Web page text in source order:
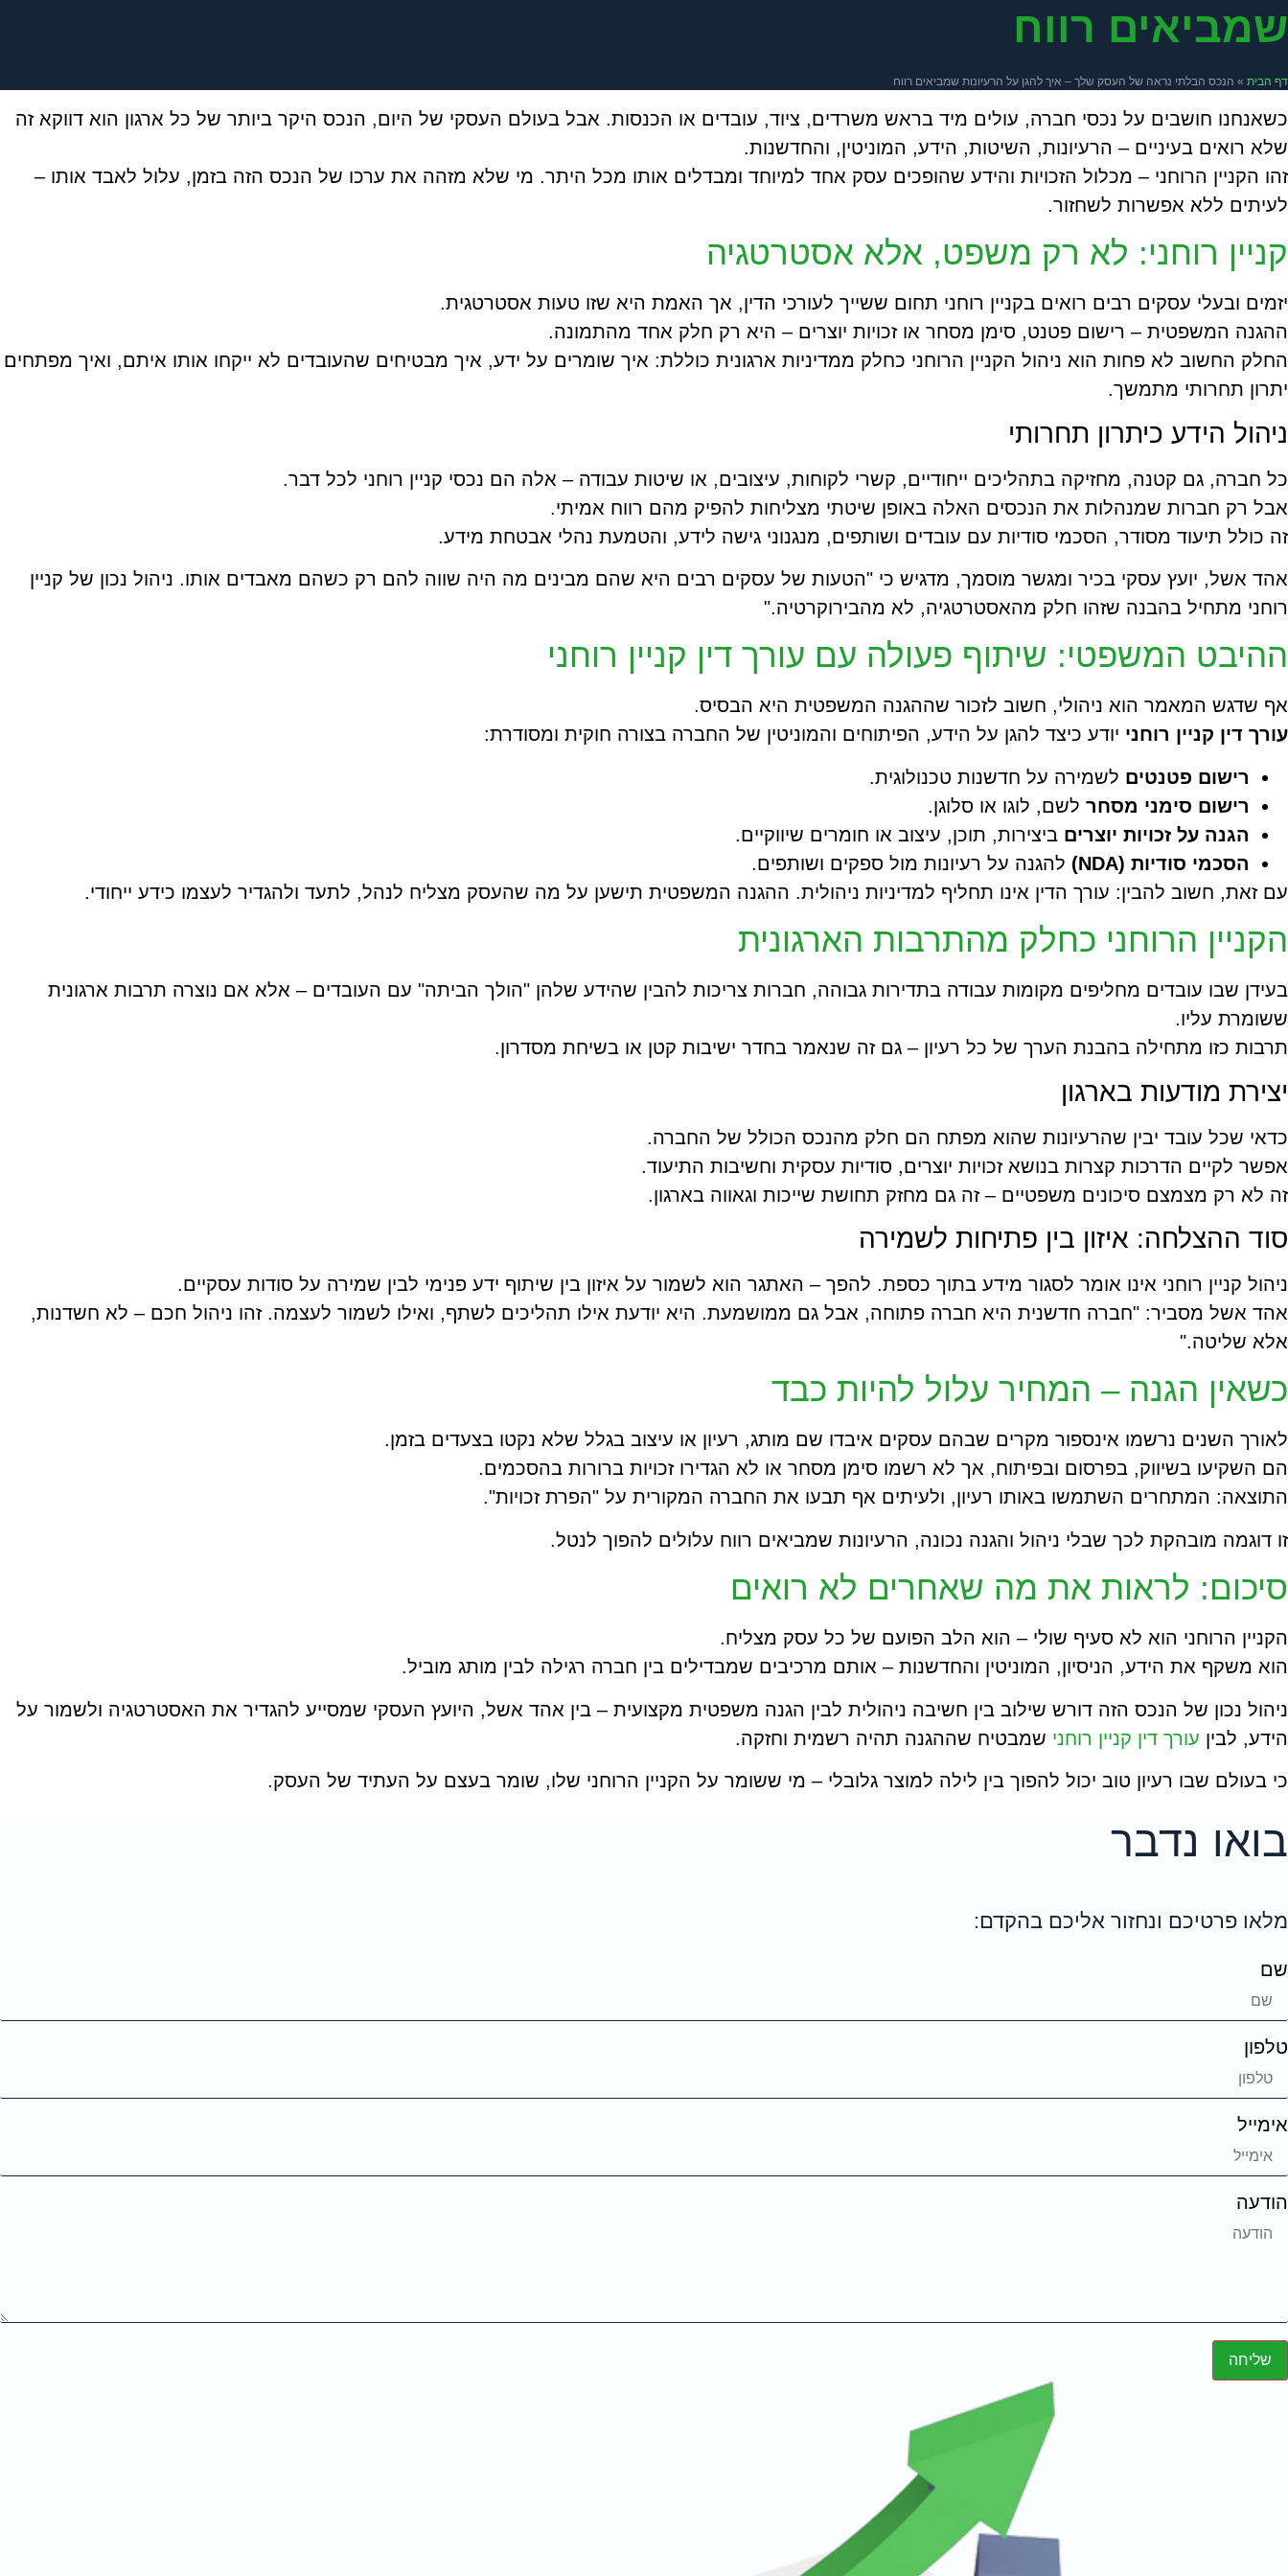
שמביאים רווח
דף הבית » הנכס הבלתי נראה של העסק שלך – איך להגן על הרעיונות שמביאים רווח
כשאנחנו חושבים על נכסי חברה, עולים מיד בראש משרדים, ציוד, עובדים או הכנסות. אבל בעולם העסקי של היום, הנכס היקר ביותר של כל ארגון הוא דווקא זה
שלא רואים בעיניים – הרעיונות, השיטות, הידע, המוניטין, והחדשנות.
זהו הקניין הרוחני – מכלול הזכויות והידע שהופכים עסק אחד למיוחד ומבדלים אותו מכל היתר. מי שלא מזהה את ערכו של הנכס הזה בזמן, עלול לאבד אותו –
לעיתים ללא אפשרות לשחזור.
קניין רוחני: לא רק משפט, אלא אסטרטגיה
יזמים ובעלי עסקים רבים רואים בקניין רוחני תחום ששייך לעורכי הדין, אך האמת היא שזו טעות אסטרטגית.
ההגנה המשפטית – רישום פטנט, סימן מסחר או זכויות יוצרים – היא רק חלק אחד מהתמונה.
החלק החשוב לא פחות הוא ניהול הקניין הרוחני כחלק ממדיניות ארגונית כוללת: איך שומרים על ידע, איך מבטיחים שהעובדים לא ייקחו אותו איתם, ואיך מפתחים
יתרון תחרותי מתמשך.
ניהול הידע כיתרון תחרותי
כל חברה, גם קטנה, מחזיקה בתהליכים ייחודיים, קשרי לקוחות, עיצובים, או שיטות עבודה – אלה הם נכסי קניין רוחני לכל דבר.
אבל רק חברות שמנהלות את הנכסים האלה באופן שיטתי מצליחות להפיק מהם רווח אמיתי.
זה כולל תיעוד מסודר, הסכמי סודיות עם עובדים ושותפים, מנגנוני גישה לידע, והטמעת נהלי אבטחת מידע.
אהד אשל, יועץ עסקי בכיר ומגשר מוסמך, מדגיש כי "הטעות של עסקים רבים היא שהם מבינים מה היה שווה להם רק כשהם מאבדים אותו. ניהול נכון של קניין
רוחני מתחיל בהבנה שזהו חלק מהאסטרטגיה, לא מהבירוקרטיה."
ההיבט המשפטי: שיתוף פעולה עם עורך דין קניין רוחני
אף שדגש המאמר הוא ניהולי, חשוב לזכור שההגנה המשפטית היא הבסיס.
עורך דין קניין רוחני יודע כיצד להגן על הידע, הפיתוחים והמוניטין של החברה בצורה חוקית ומסודרת:
רישום פטנטים לשמירה על חדשנות טכנולוגית.
רישום סימני מסחר לשם, לוגו או סלוגן.
הגנה על זכויות יוצרים ביצירות, תוכן, עיצוב או חומרים שיווקיים.
הסכמי סודיות (NDA)
להגנה על רעיונות מול ספקים ושותפים.
עם זאת, חשוב להבין: עורך הדין אינו תחליף למדיניות ניהולית. ההגנה המשפטית תישען על מה שהעסק מצליח לנהל, לתעד ולהגדיר לעצמו כידע ייחודי.
הקניין הרוחני כחלק מהתרבות הארגונית
בעידן שבו עובדים מחליפים מקומות עבודה בתדירות גבוהה, חברות צריכות להבין שהידע שלהן "הולך הביתה" עם העובדים – אלא אם נוצרה תרבות ארגונית
ששומרת עליו.
תרבות כזו מתחילה בהבנת הערך של כל רעיון – גם זה שנאמר בחדר ישיבות קטן או בשיחת מסדרון.
יצירת מודעות בארגון
כדאי שכל עובד יבין שהרעיונות שהוא מפתח הם חלק מהנכס הכולל של החברה.
אפשר לקיים הדרכות קצרות בנושא זכויות יוצרים, סודיות עסקית וחשיבות התיעוד.
זה לא רק מצמצם סיכונים משפטיים – זה גם מחזק תחושת שייכות וגאווה בארגון.
סוד ההצלחה: איזון בין פתיחות לשמירה
ניהול קניין רוחני אינו אומר לסגור מידע בתוך כספת. להפך – האתגר הוא לשמור על איזון בין שיתוף ידע פנימי לבין שמירה על סודות עסקיים.
אהד אשל מסביר: "חברה חדשנית היא חברה פתוחה, אבל גם ממושמעת. היא יודעת אילו תהליכים לשתף, ואילו לשמור לעצמה. זהו ניהול חכם – לא חשדנות,
אלא שליטה."
כשאין הגנה – המחיר עלול להיות כבד
לאורך השנים נרשמו אינספור מקרים שבהם עסקים איבדו שם מותג, רעיון או עיצוב בגלל שלא נקטו בצעדים בזמן.
הם השקיעו בשיווק, בפרסום ובפיתוח, אך לא רשמו סימן מסחר או לא הגדירו זכויות ברורות בהסכמים.
התוצאה: המתחרים השתמשו באותו רעיון, ולעיתים אף תבעו את החברה המקורית על "הפרת זכויות".
זו דוגמה מובהקת לכך שבלי ניהול והגנה נכונה, הרעיונות שמביאים רווח עלולים להפוך לנטל.
סיכום: לראות את מה שאחרים לא רואים
הקניין הרוחני הוא לא סעיף שולי – הוא הלב הפועם של כל עסק מצליח.
הוא משקף את הידע, הניסיון, המוניטין והחדשנות – אותם מרכיבים שמבדילים בין חברה רגילה לבין מותג מוביל.
ניהול נכון של הנכס הזה דורש שילוב בין חשיבה ניהולית לבין הגנה משפטית מקצועית – בין אהד אשל, היועץ העסקי שמסייע להגדיר את האסטרטגיה ולשמור על
הידע, לבין עורך דין קניין רוחני שמבטיח שההגנה תהיה רשמית וחזקה.
כי בעולם שבו רעיון טוב יכול להפוך בין לילה למוצר גלובלי – מי ששומר על הקניין הרוחני שלו, שומר בעצם על העתיד של העסק.
בואו נדבר
מלאו פרטיכם ונחזור אליכם בהקדם:
שם
טלפון
אימייל
הודעה
שליחה